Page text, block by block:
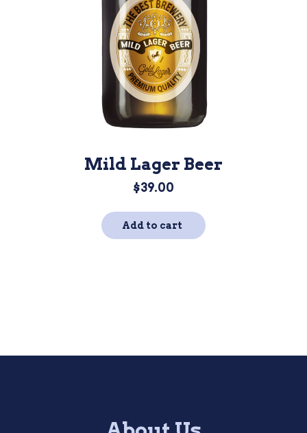
Mild Lager Beer
$39.00
Add to cart